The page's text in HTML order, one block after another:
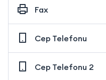
Fax
Cep Telefonu
Cep Telefonu 2